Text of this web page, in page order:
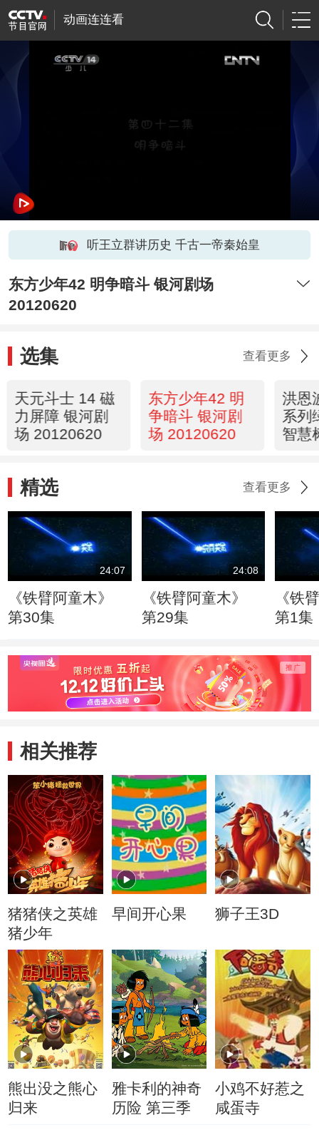
动画连连看
听王立群讲历史 千古一帝秦始皇
东方少年42 明争暗斗 银河剧场
20120620
选集 查看更多
天元斗士 14 磁
力屏障 银河剧
场 20120620
东方少年42 明
争暗斗 银河剧
场 20120620
洪恩
系列
智慧
精选 查看更多
24:07
《铁臂阿童木》
第30集
24:08
《铁臂阿童木》
第29集
《铁
第1集
相关推荐
猪猪侠之英雄
猪少年
早间开心果 狮子王3D
熊出没之熊心
归来
雅卡利的神奇
历险 第三季
小鸡不好惹之
咸蛋寺